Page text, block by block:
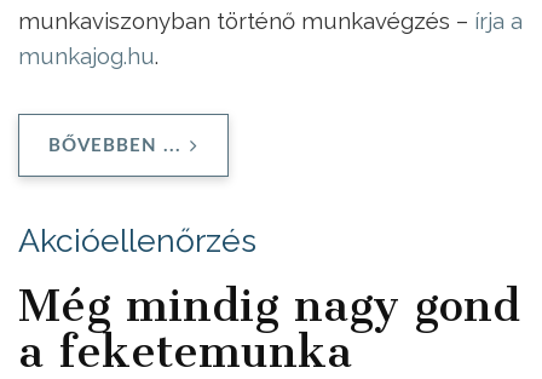
munkaviszonyban történő munkavégzés – írja a
munkajog.hu.
BŐVEBBEN ...
Akcióellenőrzés
Még mindig nagy gond
a feketemunka